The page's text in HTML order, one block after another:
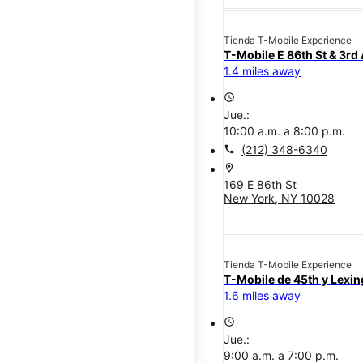
Tienda T-Mobile Experience
T-Mobile E 86th St & 3rd
1.4 miles away
access_time
Jue.:
10:00 a.m. a 8:00 p.m.
call (212) 348-6340
location_on
169 E 86th St
New York, NY 10028
Tienda T-Mobile Experience
T-Mobile de 45th y
1.6 miles away
access_time
Jue.:
9:00 a.m. a 7:00 p.m.